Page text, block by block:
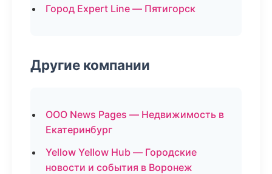
Город Expert Line — Пятигорск
Другие компании
ООО News Pages — Недвижимость в
Екатеринбург
Yellow Yellow Hub — Городские
новости и события в Воронеж